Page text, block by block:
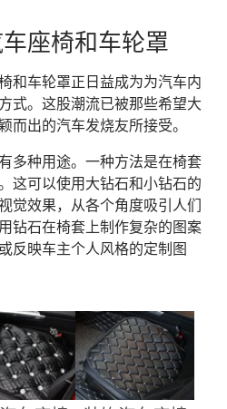
座椅和车轮罩
和车轮罩正日益成为为汽车内
式。这股潮流已被那些希望大
而出的汽车发烧友所接受。
多种用途。一种方法是在椅套
这可以使用大钻石和小钻石的
觉效果，从各个角度吸引人们
钻石在椅套上制作复杂的图案
反映车主个人风格的定制图